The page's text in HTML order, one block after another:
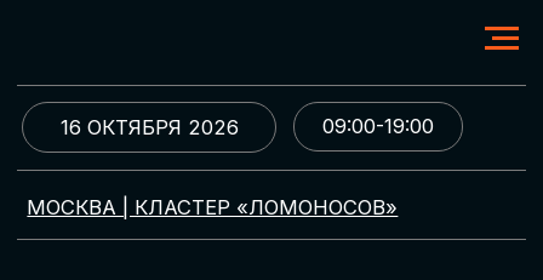
МОСКВА | КЛАСТЕР «ЛОМОНОСОВ»
GLOBAL
09:00-19:00
16 ОКТЯБРЯ 2026